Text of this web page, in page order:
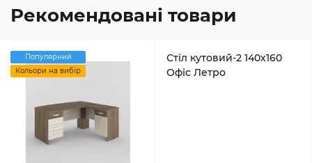
Рекомендовані товари
Популярний
Кольори на вибір
Стіл кутовий-2 140х160
Офіс Летро